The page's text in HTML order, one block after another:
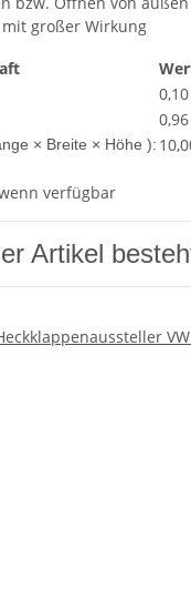
großer Wirkung
0,96
× Breite × Höhe ):
verfügbar
Artikel